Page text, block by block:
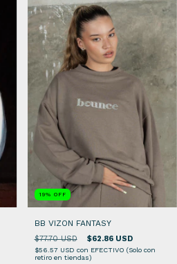
19% OFF
BB VIZON FANTASY
$77.70 USD $62.86 USD
$56.57 USD con EFECTIVO (Solo con
retiro en tiendas)